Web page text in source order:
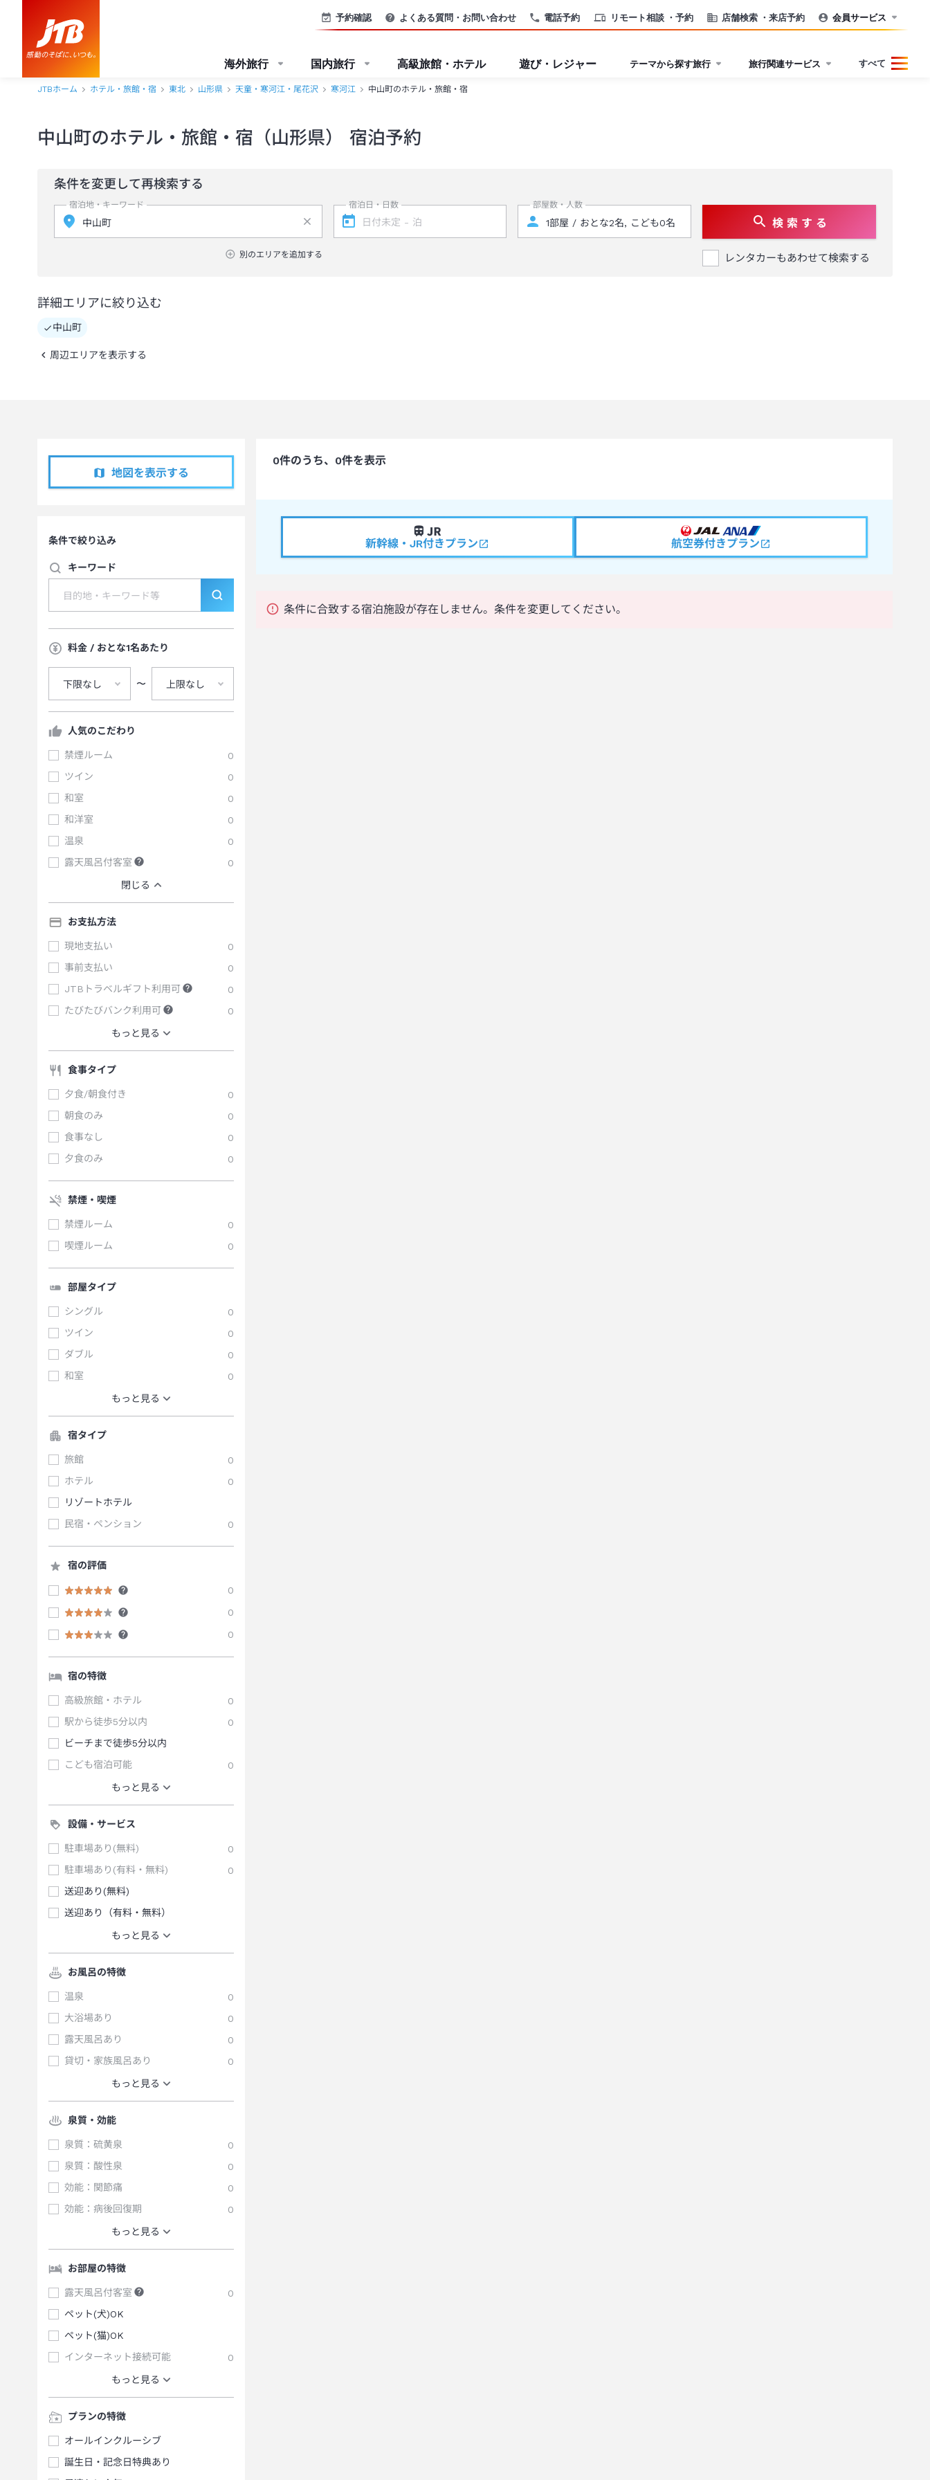
電話予約 リモート相談 ・予約 店舗検索 ・来店予約
予約確認 よくある質問・お問い合わせ 会員サービス
海外旅行 国内旅行 高級旅館・ホテル 遊び・レジャー テーマから探す旅行 旅行関連サービス すべて
JTBホーム ホテル・旅館・宿 東北 山形県 天童・寒河江・尾花沢 寒河江 中山町のホテル・旅館・宿
中山町のホテル・旅館・宿（山形県） 宿泊予約
条件を変更して再検索する
宿泊地・キーワード
別のエリアを追加する
宿泊日・日数 部屋数・人数
検 索 す る
レンタカーもあわせて検索する
詳細エリアに絞り込む
中山町
周辺エリアを表示する
地図を表示する
条件で絞り込み
キーワード
料金 / おとな1名あたり
下限なし 〜 上限なし
人気のこだわり
禁煙ルーム
0
ツイン
0
和室
0
和洋室
0
温泉
0
露天風呂付客室
0
閉じる
お支払方法
現地支払い
0
事前支払い
0
JTBトラベルギフト利用可
0
たびたびバンク利用可
0
もっと見る
食事タイプ
夕食/朝食付き
0
朝食のみ
0
食事なし
0
夕食のみ
0
禁煙・喫煙
禁煙ルーム
0
喫煙ルーム
0
部屋タイプ
シングル
0
ツイン
0
ダブル
0
和室
0
もっと見る
宿タイプ
旅館
0
ホテル
0
リゾートホテル
民宿・ペンション
0
宿の評価
0
0
0
宿の特徴
高級旅館・ホテル
0
駅から徒歩5分以内
0
ビーチまで徒歩5分以内
こども宿泊可能
0
もっと見る
設備・サービス
駐車場あり(無料)
0
駐車場あり(有料・無料)
0
送迎あり(無料)
送迎あり（有料・無料）
もっと見る
お風呂の特徴
温泉
0
大浴場あり
0
露天風呂あり
0
貸切・家族風呂あり
0
もっと見る
泉質・効能
泉質：硫黄泉
0
泉質：酸性泉
0
効能：関節痛
0
効能：病後回復期
0
もっと見る
お部屋の特徴
露天風呂付客室
0
ペット(犬)OK
ペット(猫)OK
インターネット接続可能
0
もっと見る
プランの特徴
オールインクルーシブ
誕生日・記念日特典あり
0件のうち、0件を表示
新幹線・JR付きプラン 航空券付きプラン
条件に合致する宿泊施設が存在しません。条件を変更してください。